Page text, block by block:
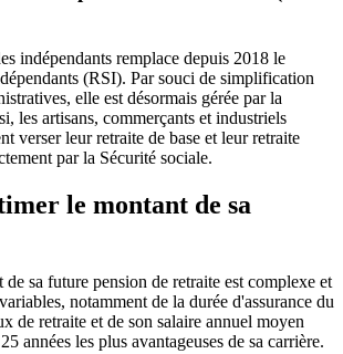
indépendants remplace depuis 2018 le
(RSI). Par souci de simplification
elle est désormais gérée par la
les artisans, commerçants et industriels
verser leur retraite de base et leur retraite
par la Sécurité sociale.
le montant de sa
sa future pension de retraite est complexe et
notamment de la durée d'assurance du
de retraite et de son salaire annuel moyen
années les plus avantageuses de sa carrière.